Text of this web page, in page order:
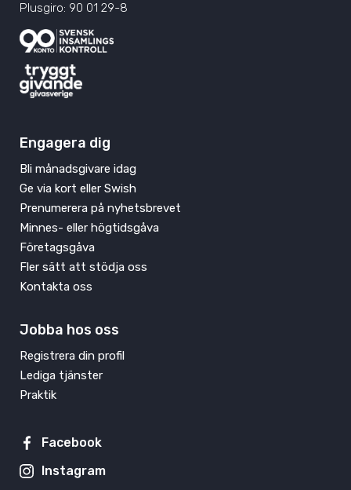
Plusgiro: 90 01 29-8
Engagera dig
Bli månadsgivare idag
Ge via kort eller Swish
Prenumerera på nyhetsbrevet
Minnes- eller högtidsgåva
Företagsgåva
Fler sätt att stödja oss
Kontakta oss
Jobba hos oss
Registrera din profil
Lediga tjänster
Praktik
Facebook
Instagram